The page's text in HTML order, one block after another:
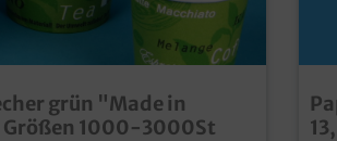
grün "Made in
Größen 1000-3000St